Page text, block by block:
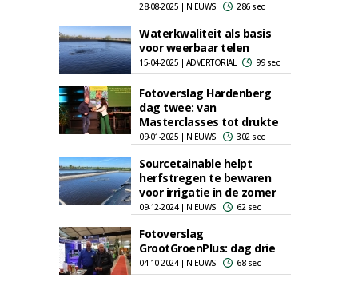
28-08-2025 | NIEUWS 286 sec
Waterkwaliteit als basis
voor weerbaar telen
15-04-2025 | ADVERTORIAL 99 sec
Fotoverslag Hardenberg
dag twee: van
Masterclasses tot drukte
09-01-2025 | NIEUWS 302 sec
Sourcetainable helpt
herfstregen te bewaren
voor irrigatie in de zomer
09-12-2024 | NIEUWS 62 sec
Fotoverslag
GrootGroenPlus: dag drie
04-10-2024 | NIEUWS 68 sec